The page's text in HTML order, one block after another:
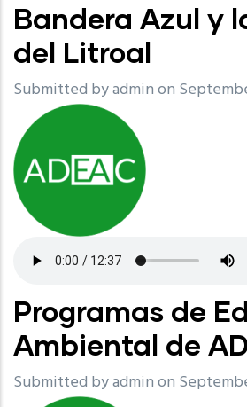
Bandera Azul y
del Litroal
Submitted byadminon
Programas de
Ambiental de
Submitted byadminon